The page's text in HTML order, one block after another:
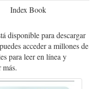
Index Book
disponible para descargar
acceder a millones de
para leer en línea y
más.